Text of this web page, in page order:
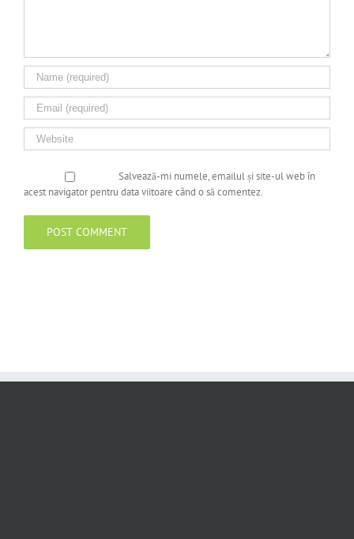
Salvează-mi numele, emailul și site-ul web în
acest navigator pentru data viitoare când o să comentez.